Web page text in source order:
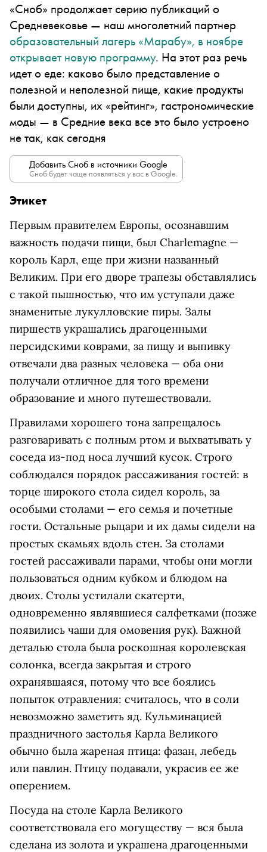
«Сноб» продолжает серию публикаций о
Средневековье — наш многолетний партнер
образовательный лагерь «Марабу», в ноябре
открывает новую программу. На этот раз речь
идет о еде: каково было представление о
полезной и неполезной пище, какие продукты
были доступны, их «рейтинг», гастрономические
моды — в Средние века все это было устроено
не так, как сегодня
Добавить Сноб в источники Google
Сноб будет чаще появляться у вас в Google.
Этикет
Первым правителем Европы, осознавшим
важность подачи пищи, был Charlemagne —
король Карл, еще при жизни названный
Великим. При его дворе трапезы обставлялись
с такой пышностью, что им уступали даже
знаменитые лукулловские пиры. Залы
пиршеств украшались драгоценными
персидскими коврами, за пищу и выпивку
отвечали два разных человека — оба они
получали отличное для того времени
образование и много путешествовали.
Правилами хорошего тона запрещалось
разговаривать с полным ртом и выхватывать у
соседа из-под носа лучший кусок. Строго
соблюдался порядок рассаживания гостей: в
торце широкого стола сидел король, за
особыми столами — его семья и почетные
гости. Остальные рыцари и их дамы сидели на
простых скамьях вдоль стен. За столами
гостей рассаживали парами, чтобы они могли
пользоваться одним кубком и блюдом на
двоих. Столы устилали скатерти,
одновременно являвшиеся салфетками (позже
появились чаши для омовения рук). Важной
деталью стола была роскошная королевская
солонка, всегда закрытая и строго
охранявшаяся, потому что все боялись
попыток отравления: считалось, что в соли
невозможно заметить яд. Кульминацией
праздничного застолья Карла Великого
обычно была жареная птица: фазан, лебедь
или павлин. Птицу подавали, украсив ее же
оперением.
Посуда на столе Карла Великого
соответствовала его могуществу — вся была
сделана из золота и украшена драгоценными